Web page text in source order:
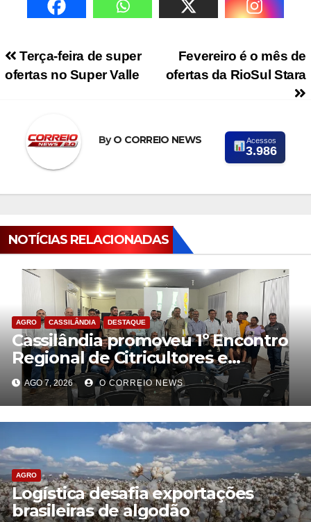
Navegação de PostFevereiro é o mês de
ofertas da RioSul Stara
Terça-feira de super
ofertas no Super Valle
ByO CORREIO NEWS Acessos
3.986
NOTÍCIAS RELACIONADAS
AGRO CASSILÂNDIA DESTAQUE
Cassilândia promoveu 1º Encontro
Regional de Citricultores e
fortalece o desenvolvimento da
citricultura
AGO 7, 2026 O CORREIO NEWS
AGRO
Logística desafia exportações
brasileiras de algodão